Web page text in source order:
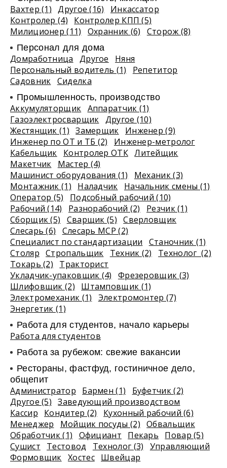
Вахтер (1) Другое (16)
Инкассатор
Контролер (4)
Контролер КПП (5)
Милиционер (11)
Охранник (6) Сторож (8)
Персонал для дома
Домработница Другое
Няня
Персональный водитель (1)
Репетитор
Садовник Сиделка
Промышленность, производство
Аккумуляторщик Аппаратчик (1)
Газоэлектросварщик Другое (10)
Жестянщик (1)
Замерщик
Инженер (9)
Инженер по ОТ и ТБ (2)
Инженер-метролог
Кабельщик
Контролер ОТК Литейщик
Макетчик
Мастер (4)
Машинист оборудования (1)
Механик (3)
Монтажник (1)
Наладчик
Начальник смены (1)
Оператор (5)
Подсобный рабочий (10)
Рабочий (14)
Разнорабочий (2)
Резчик (1)
Сборщик (5)
Сварщик (5)
Сверловщик
Слесарь (6)
Слесарь МСР (2)
Специалист по стандартизации
Станочник (1)
Столяр Стропальщик Техник (2)
Технолог (2)
Токарь (2)
Тракторист
Укладчик-упаковщик (4)
Фрезеровщик (3)
Шлифовщик (2)
Штамповщик (1)
Электромеханик (1)
Электромонтер (7)
Энергетик (1)
Работа для студентов, начало карьеры
Работа для студентов
Работа за рубежом: свежие вакансии
Рестораны, фастфуд, гостиничное дело,
общепит
Администратор Бармен (1)
Буфетчик (2)
Другое (5)
Заведующий производством
Кассир
Кондитер (2)
Кухонный рабочий (6)
Менеджер
Мойщик посуды (2) Обвальщик
Обработчик (1)
Официант Пекарь
Повар (5)
Сушист
Тестовод Технолог (3)
Управляющий
Формовщик Хостес Швейцар